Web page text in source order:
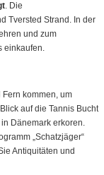
. Die
Tversted Strand. In der
und zum
einkaufen.
kommen, um
auf die Tannis Bucht
Dänemark erkoren.
„Schatzjäger“
Antiquitäten und